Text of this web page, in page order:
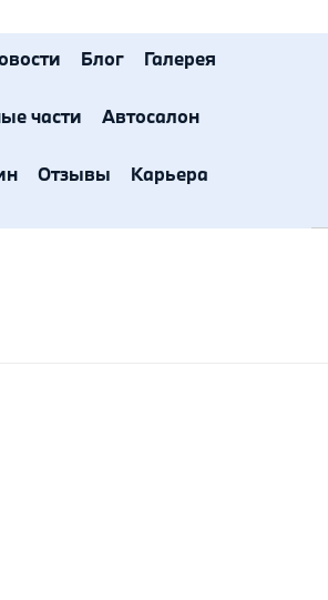
Блог
Галерея
части
Автосалон
Отзывы
Карьера